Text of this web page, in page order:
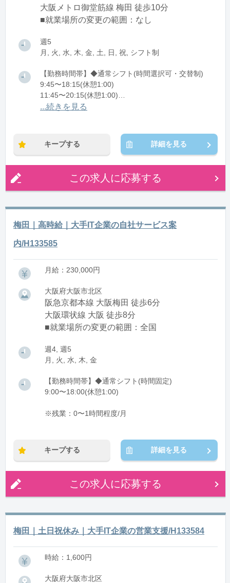
大阪メトロ御堂筋線 梅田 徒歩10分
■就業場所の変更の範囲：なし
週5
月, 火, 水, 木, 金, 土, 日, 祝, シフト制
【勤務時間帯】◆通常シフト(時間選択可・交替制)
9:45〜18:15(休憩1:00)
11:45〜20:15(休憩1:00)
...続きを見る
キープする 詳細を見る
この求人に応募する
梅田｜高時給｜大手IT企業の自社サービス案
内/H133585
月給：230,000円
大阪府大阪市北区
阪急京都本線 大阪梅田 徒歩6分
大阪環状線 大阪 徒歩8分
■就業場所の変更の範囲：全国
週4, 週5
月, 火, 水, 木, 金
【勤務時間帯】◆通常シフト(時間固定)
9:00〜18:00(休憩1:00)
※残業：0〜1時間程度/月
キープする 詳細を見る
この求人に応募する
梅田｜土日祝休み｜大手IT企業の営業支援/H133584
時給：1,600円
大阪府大阪市北区